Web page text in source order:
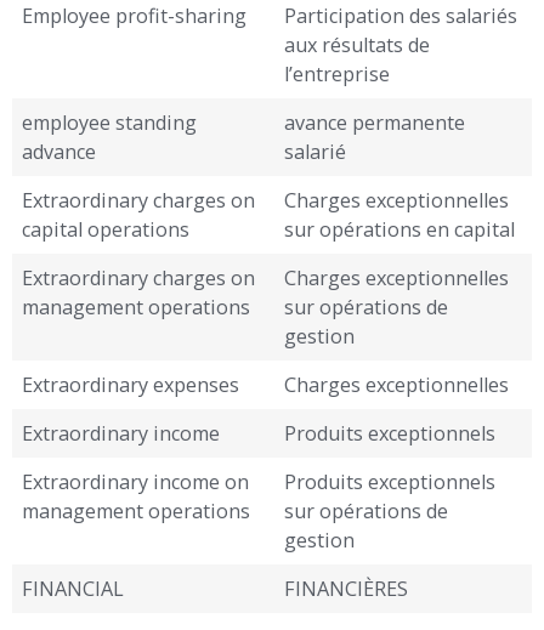
Employee profit-sharing
Participation des salariés
aux résultats de
l’entreprise
employee standing
advance
avance permanente
salarié
Extraordinary charges on
capital operations
Charges exceptionnelles
sur opérations en capital
Extraordinary charges on
management operations
Charges exceptionnelles
sur opérations de
gestion
Extraordinary expenses
Charges exceptionnelles
Extraordinary income
Produits exceptionnels
Extraordinary income on
management operations
Produits exceptionnels
sur opérations de
gestion
FINANCIAL
FINANCIÈRES